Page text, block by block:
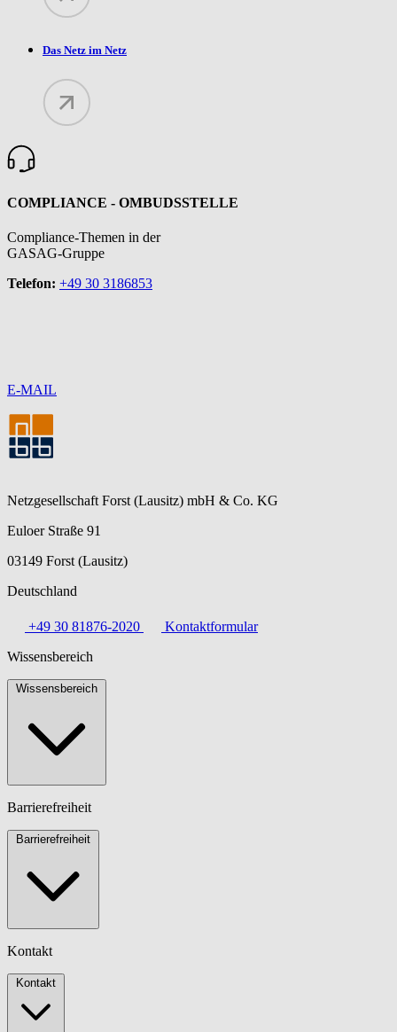
Das Netz im Netz
COMPLIANCE - OMBUDSSTELLE
Compliance-Themen in der
GASAG-Gruppe
Telefon: +49 30 3186853
E-MAIL
Netzgesellschaft Forst (Lausitz) mbH & Co. KG
Euloer Straße 91
03149 Forst (Lausitz)
Deutschland
+49 30 81876-2020
Kontaktformular
Wissensbereich
Wissensbereich
Barrierefreiheit
Barrierefreiheit
Kontakt
Kontakt